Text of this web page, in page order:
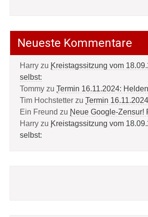
Neueste Kommentare
Harry zu Kreistagssitzung vom
selbst:
Tommy zu Termin 16.11.2024:
Tim Hochstetter zu Termin
Ein Freund zu Neue Google-Zensur!
Harry zu Kreistagssitzung vom
selbst: